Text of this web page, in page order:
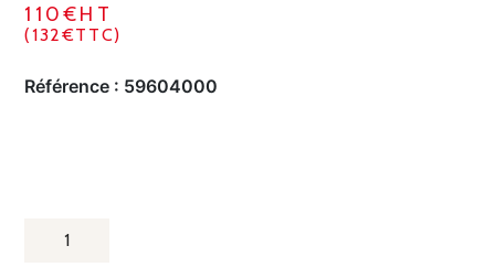
110€HT
(132€TTC)
Référence : 59604000
QUANTITÉ